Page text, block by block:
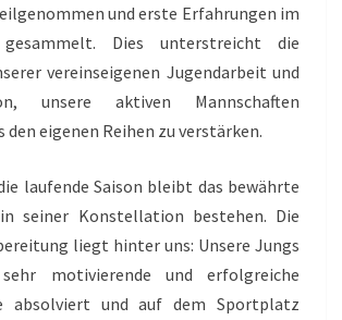
und erste Erfahrungen im
gesammelt. Dies unterstreicht die
vereinseigenen Jugendarbeit und
unsere aktiven Mannschaften
eigenen Reihen zu verstärken.
laufende Saison bleibt das bewährte
seiner Konstellation bestehen. Die
liegt hinter uns: Unsere Jungs
motivierende und erfolgreiche
absolviert und auf dem Sportplatz